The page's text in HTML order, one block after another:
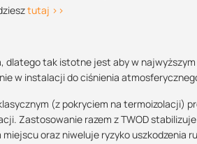
tutaj >>
tak istotne jest aby w
w instalacji do ciśnienia
(z pokryciem na termoizolacji)
Zastosowanie razem z TWOD
oraz niweluje ryzyko uszkodzenia
BIT
110 BIT